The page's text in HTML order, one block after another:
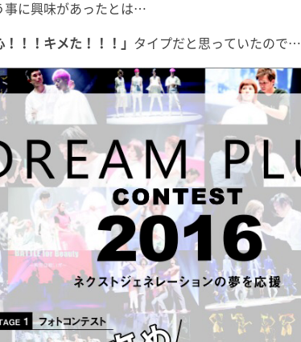
事に興味があったとは…
！！！キメた！！！」 タイプだと思っていたので…